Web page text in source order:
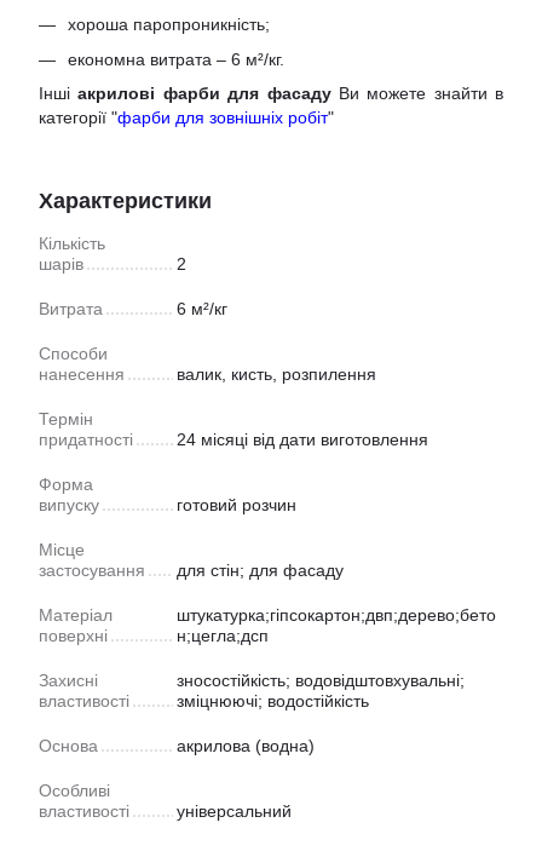
хороша паропроникність;
економна витрата – 6 м²/кг.
Іншіакрилові фарби для фасадуВи можете знайти в
категорії "фарби для зовнішніх робіт"
Характеристики
Кількість
шарів
2
Витрата 6 м²/кг
Способи
нанесення
валик, кисть, розпилення
Термін
придатності
24 місяці від дати виготовлення
Форма
випуску
готовий розчин
Місце
застосування
для стін; для фасаду
Матеріал
поверхні
штукатурка;гіпсокартон;двп;дерево;бето
н;цегла;дсп
Захисні
властивості
зносостійкість; водовідштовхувальні;
зміцнюючі; водостійкість
Основа акрилова (водна)
Особливі
властивості
універсальний